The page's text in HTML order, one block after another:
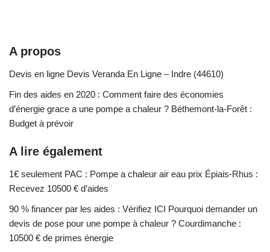
A propos
Devis en ligne Devis Veranda En Ligne – Indre (44610)
Fin des aides en 2020 : Comment faire des économies
d’énergie grace a une pompe a chaleur ? Béthemont-la-Forêt :
Budget à prévoir
A lire également
1€ seulement PAC : Pompe a chaleur air eau prix Épiais-Rhus :
Recevez 10500 € d’aides
90 % financer par les aides : Vérifiez ICI Pourquoi demander un
devis de pose pour une pompe à chaleur ? Courdimanche :
10500 € de primes énergie